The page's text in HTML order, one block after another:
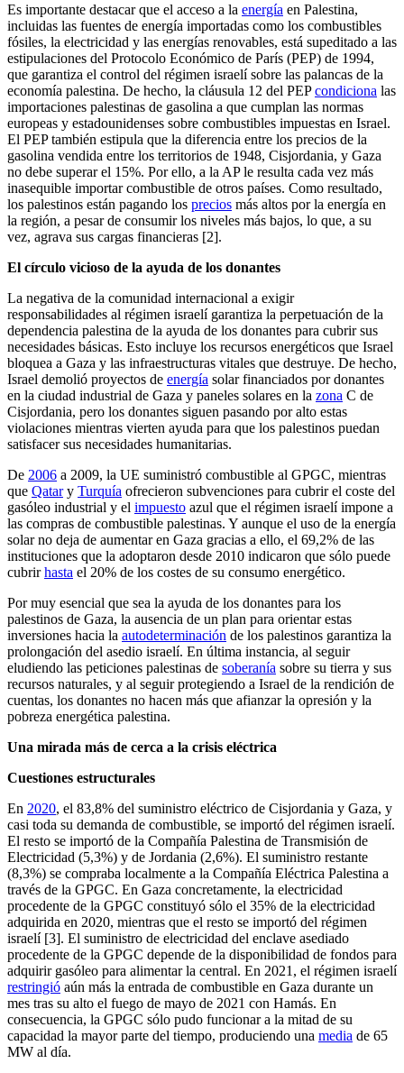
Es importante destacar que el acceso a la energía en Palestina,
incluidas las fuentes de energía importadas como los combustibles
fósiles, la electricidad y las energías renovables, está supeditado a las
estipulaciones del Protocolo Económico de París (PEP) de 1994,
que garantiza el control del régimen israelí sobre las palancas de la
economía palestina. De hecho, la cláusula 12 del PEPcondiciona las
importaciones palestinas de gasolina a que cumplan las normas
europeas y estadounidenses sobre combustibles impuestas en Israel.
El PEP también estipula que la diferencia entre los precios de la
gasolina vendida entre los territorios de 1948, Cisjordania, y Gaza
no debe superar el 15%. Por ello, a la AP le resulta cada vez más
inasequible importar combustible de otros países. Como resultado,
los palestinos están pagando los precios más altos por la energía en
la región, a pesar de consumir los niveles más bajos, lo que, a su
vez, agrava sus cargas financieras [2].
El círculo vicioso de la ayuda de los donantes
La negativa de la comunidad internacional a exigir
responsabilidades al régimen israelí garantiza la perpetuación de la
dependencia palestina de la ayuda de los donantes para cubrir sus
necesidades básicas. Esto incluye los recursos energéticos que Israel
bloquea a Gaza y las infraestructuras vitales que destruye. De hecho,
Israel demolió proyectos de energía solar financiados por donantes
en la ciudad industrial de Gaza y paneles solares en la zona C de
Cisjordania, pero los donantes siguen pasando por alto estas
violaciones mientras vierten ayuda para que los palestinos puedan
satisfacer sus necesidades humanitarias.
De 2006 a 2009, la UE suministró combustible al GPGC, mientras
que Qatary Turquía ofrecieron subvenciones para cubrir el coste del
gasóleo industrial y el impuesto azul que el régimen israelí impone a
las compras de combustible palestinas. Y aunque el uso de la energía
solar no deja de aumentar en Gaza gracias a ello, el 69,2% de las
instituciones que la adoptaron desde 2010 indicaron que sólo puede
cubrirhasta el 20% de los costes de su consumo energético.
Por muy esencial que sea la ayuda de los donantes para los
palestinos de Gaza, la ausencia de un plan para orientar estas
inversiones hacia la autodeterminación de los palestinos garantiza la
prolongación del asedio israelí. En última instancia, al seguir
eludiendo las peticiones palestinas de soberanía sobre su tierra y sus
recursos naturales, y al seguir protegiendo a Israel de la rendición de
cuentas, los donantes no hacen más que afianzar la opresión y la
pobreza energética palestina.
Una mirada más de cerca a la crisis eléctrica
Cuestiones estructurales
En 2020, el 83,8% del suministro eléctrico de Cisjordania y Gaza, y
casi toda su demanda de combustible, se importó del régimen israelí.
El resto se importó de la Compañía Palestina de Transmisión de
Electricidad (5,3%) y de Jordania (2,6%). El suministro restante
(8,3%) se compraba localmente a la Compañía Eléctrica Palestina a
través de la GPGC. En Gaza concretamente, la electricidad
procedente de la GPGC constituyó sólo el 35% de la electricidad
adquirida en 2020, mientras que el resto se importó del régimen
israelí [3]. El suministro de electricidad del enclave asediado
procedente de la GPGC depende de la disponibilidad de fondos para
adquirir gasóleo para alimentar la central. En 2021, el régimen israelí
restringió aún más la entrada de combustible en Gaza durante un
mes tras su alto el fuego de mayo de 2021 con Hamás. En
consecuencia, la GPGC sólo pudo funcionar a la mitad de su
capacidad la mayor parte del tiempo, produciendo una media de 65
MW al día.